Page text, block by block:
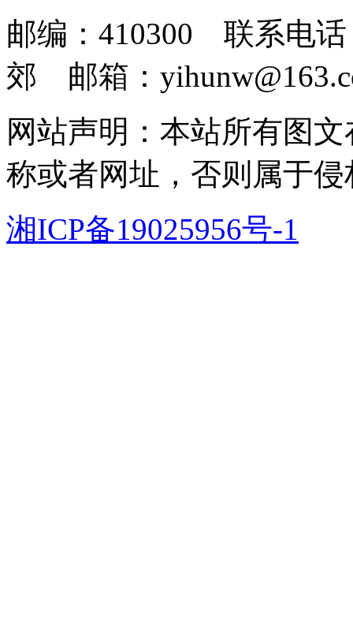
邮编：410300 联系电
郊 邮箱：
网站声明：本站所有图
称或者网址，否则属于
湘ICP备19025956号-1